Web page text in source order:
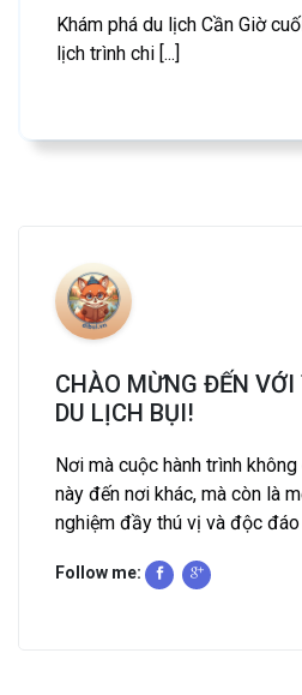
Khám phá du lịch Cần Giờ
lịch trình chi [...]
CHÀO MỪNG ĐẾN
DU LỊCH BỤI!
Nơi mà cuộc hành trình
này đến nơi khác, mà còn là
nghiệm đầy thú vị và độc đáo
Follow me: